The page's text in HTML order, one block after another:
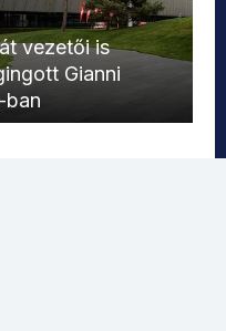
vezetői is
Gianni
ban